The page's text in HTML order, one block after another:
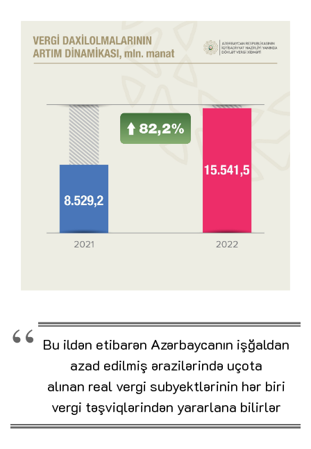
Bu ildən etibarən Azərbaycanın işğaldan
azad edilmiş ərazilərində uçota
alınan real vergi subyektlərinin hər biri
vergi təşviqlərindən yararlana bilirlər